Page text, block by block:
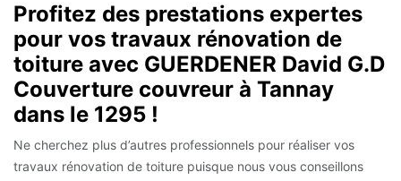
Profitez des prestations expertes
pour vos travaux rénovation de
toiture avec GUERDENER David G.D
Couverture couvreur à Tannay
dans le 1295 !
Ne cherchez plus d’autres professionnels pour réaliser vos
travaux rénovation de toiture puisque nous vous conseillons